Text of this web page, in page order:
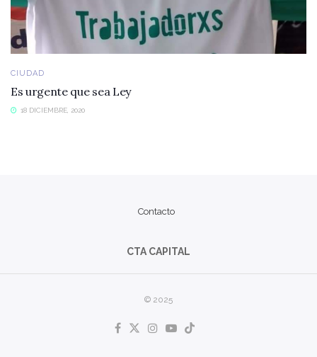
CIUDAD
Es urgente que sea Ley
18 DICIEMBRE, 2020
Contacto
CTA CAPITAL
© 2025